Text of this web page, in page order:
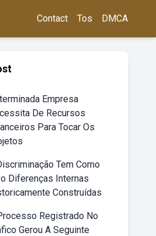
Contact Tos DMCA
Empresa
De Recursos
Para Tocar Os
Tem Como
Diferenças Internas
Construídas
Registrado No
Gerou A Seguinte